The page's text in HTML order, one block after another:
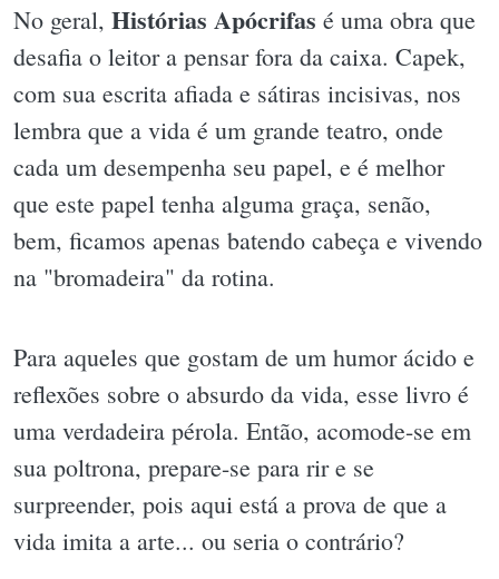
No geral, Histórias Apócrifas é uma obra que
desafia o leitor a pensar fora da caixa. Capek,
com sua escrita afiada e sátiras incisivas, nos
lembra que a vida é um grande teatro, onde
cada um desempenha seu papel, e é melhor
que este papel tenha alguma graça, senão,
bem, ficamos apenas batendo cabeça e vivendo
na "bromadeira" da rotina.
Para aqueles que gostam de um humor ácido e
reflexões sobre o absurdo da vida, esse livro é
uma verdadeira pérola. Então, acomode-se em
sua poltrona, prepare-se para rir e se
surpreender, pois aqui está a prova de que a
vida imita a arte... ou seria o contrário?